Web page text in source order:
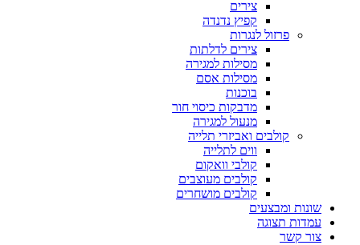
צירים
קפיץ נדנדה
פרזול לנגרות
צירים לדלתות
מסילות למגירה
מסילות אסם
בוכנות
מדבקות כיסוי חור
מנעול למגירה
קולבים ואביזרי תלייה
ווים לתלייה
קולבי וואקום
קולבים מעוצבים
קולבים מושחרים
שונות ומבצעים
עמדות תצוגה
צור קשר